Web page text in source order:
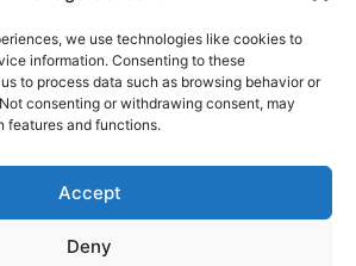
we use technologies like cookies to
information. Consenting to these
to process data such as browsing behavior or
consenting or withdrawing consent, may
features and functions.
Accept
Deny